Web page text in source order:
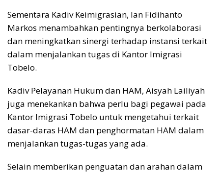
Sementara Kadiv Keimigrasian, Ian Fidihanto
Markos menambahkan pentingnya berkolaborasi
dan meningkatkan sinergi terhadap instansi terkait
dalam menjalankan tugas di Kantor Imigrasi
Tobelo.
Kadiv Pelayanan Hukum dan HAM, Aisyah Lailiyah
juga menekankan bahwa perlu bagi pegawai pada
Kantor Imigrasi Tobelo untuk mengetahui terkait
dasar-daras HAM dan penghormatan HAM dalam
menjalankan tugas-tugas yang ada.
Selain memberikan penguatan dan arahan dalam